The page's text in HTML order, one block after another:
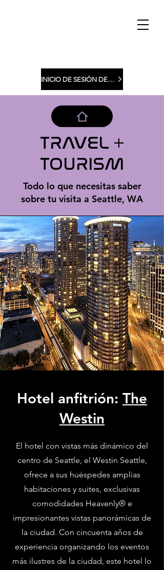
INICIO DE SESIÓN DE MIEMBROS
TRAVEL +
TOURISM
Todo lo que necesitas saber
sobre tu visita a Seattle, WA
Hotel anfitrión: The
Westin
El hotel con vistas más dinámico del
centro de Seattle, el Westin Seattle,
ofrece a sus huéspedes amplias
habitaciones y suites, exclusivas
comodidades Heavenly® e
impresionantes vistas panorámicas de
la ciudad. Con cincuenta años de
experiencia organizando los eventos
más ilustres de la ciudad, este hotel lo